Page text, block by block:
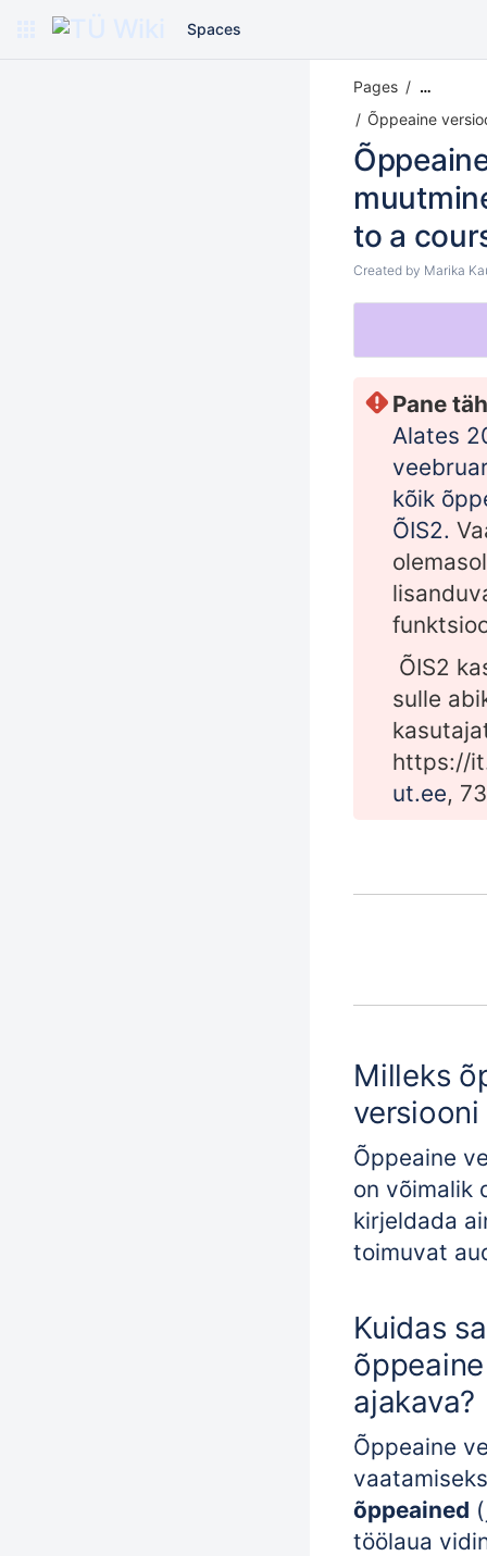
Spaces
Pages …
Õppeaine
to a
Created by Marika
Pane
Alates
kõik
ÕIS2.
ÕIS2
sulle
https://
ut.ee,
Milleks
Õppeaine
on võimalik
kirjeldada
toimuvat
Kuidas
ajakava?
Õppeaine
õppeained
töölaua